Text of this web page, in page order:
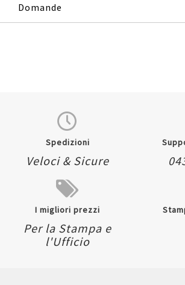
Domande
Spedizioni
Veloci & Sicure
I migliori prezzi
Per la Stampa e
l'Ufficio